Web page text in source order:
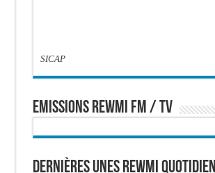
SICAP
EMISSIONS REWMI FM / TV
Dernières Unes Rewmi Quotidien